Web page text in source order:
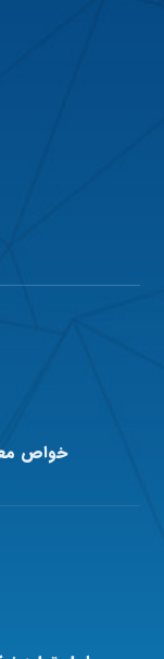
خواص